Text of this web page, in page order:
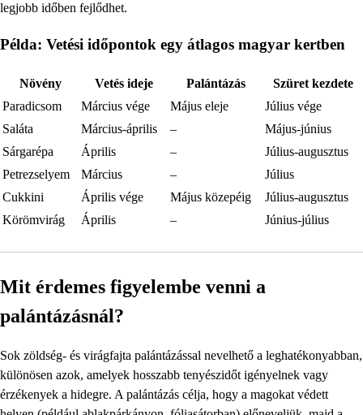
legjobb időben fejlődhet.
Példa: Vetési időpontok egy átlagos magyar kertben
Növény Vetés ideje Palántázás
Szüret kezdete
Paradicsom
Március vége Május eleje
Július vége
Saláta
Március-április –
Május-június
Sárgarépa
Április –
Július-augusztus
Petrezselyem
Március –
Július
Cukkini
Április vége Május közepéig
Július-augusztus
Körömvirág
Április – Június-július
Mit érdemes figyelembe venni a
palántázásnál?
Sok zöldség- és virágfajta palántázással nevelhető a leghatékonyabban,
különösen azok, amelyek hosszabb tenyészidőt igényelnek vagy
érzékenyek a hidegre. A palántázás célja, hogy a magokat védett